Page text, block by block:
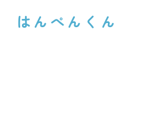
はんぺんくん